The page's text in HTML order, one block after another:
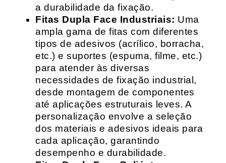
a durabilidade da fixação.
Fitas Dupla Face Industriais: Uma
ampla gama de fitas com diferentes
tipos de adesivos (acrílico, borracha,
etc.) e suportes (espuma, filme, etc.)
para atender às diversas
necessidades de fixação industrial,
desde montagem de componentes
até aplicações estruturais leves. A
personalização envolve a seleção
dos materiais e adesivos ideais para
cada aplicação, garantindo
desempenho e durabilidade.